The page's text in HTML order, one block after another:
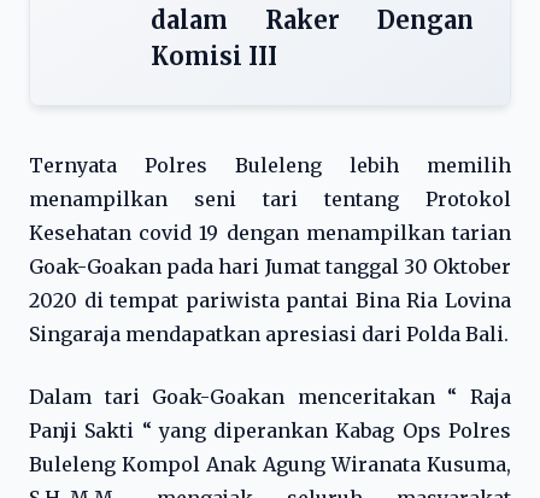
dalam Raker Dengan
Komisi III
Ternyata Polres Buleleng lebih memilih
menampilkan seni tari tentang Protokol
Kesehatan covid 19 dengan menampilkan tarian
Goak-Goakan pada hari Jumat tanggal 30 Oktober
2020 di tempat pariwista pantai Bina Ria Lovina
Singaraja mendapatkan apresiasi dari Polda Bali.
Dalam tari Goak-Goakan menceritakan “ Raja
Panji Sakti “ yang diperankan Kabag Ops Polres
Buleleng Kompol Anak Agung Wiranata Kusuma,